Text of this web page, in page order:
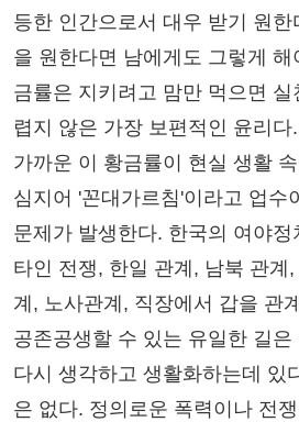
등한 인간으로서 대우 받기 원
을 원한다면 남에게도 그렇게
금률은 지키려고 맘만 먹으면 실
렵지 않은 가장 보편적인 윤리
가까운 이 황금률이 현실 생활
심지어 '꼰대가르침'이라고 업수
문제가 발생한다. 한국의 여야
타인 전쟁, 한일 관계, 남북 관계
계, 노사관계, 직장에서 갑을 관
공존공생할 수 있는 유일한 길은
다시 생각하고 생활화하는데 있
은 없다. 정의로운 폭력이나 전